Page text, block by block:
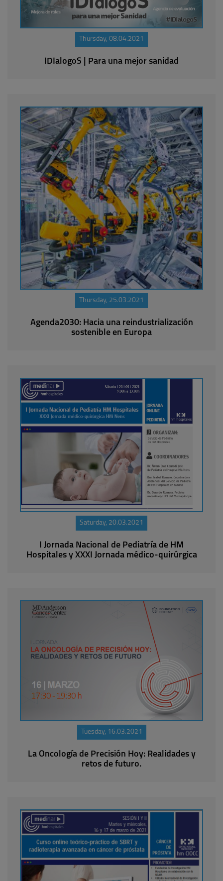
Thursday, 08.04.2021
IDIalogoS | Para una mejor sanidad
Thursday, 25.03.2021
Agenda2030: Hacia una reindustrialización
sostenible en Europa
Saturday, 20.03.2021
I Jornada Nacional de Pediatría de HM
Hospitales y XXXI Jornada médico-quirúrgica
Tuesday, 16.03.2021
La Oncología de Precisión Hoy: Realidades y
retos de futuro.